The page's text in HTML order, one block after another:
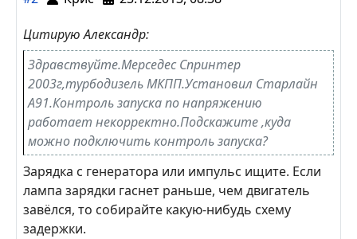
Цитирую Александр:
Здравствуйте.Мерседес Спринтер
2003г,турбодизель МКПП.Установил Старлайн
А91.Контроль запуска по напряжению
работает некорректно.Подскажите ,куда
можно подключить контроль запуска?
Зарядка с генератора или импульс ищите. Если
лампа зарядки гаснет раньше, чем двигатель
завёлся, то собирайте какую-нибудь схему
задержки.